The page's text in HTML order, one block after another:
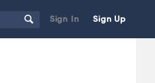
Sign In Sign Up